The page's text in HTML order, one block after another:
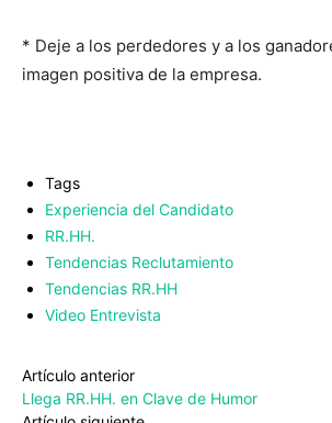
* Deje a los perdedores y a los
imagen positiva de la empresa.
Tags
Experiencia del Candidato
RR.HH.
Tendencias Reclutamiento
Tendencias RR.HH
Video Entrevista
Artículo anterior
Llega RR.HH. en Clave de Humor